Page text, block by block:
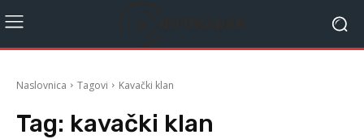
Naslovnica Tagovi Kavački klan
Tag: kavački klan